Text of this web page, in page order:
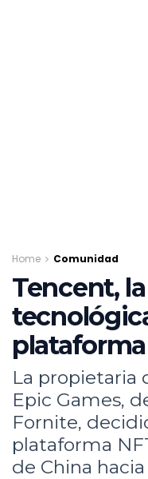
Home Comunidad
Tencent,
La propietaria
Epic Games,
Fornite,
plataforma
de China